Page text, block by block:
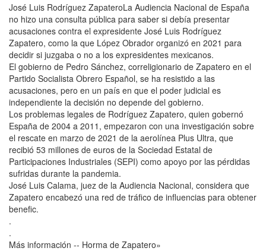
José Luis Rodríguez ZapateroLa Audiencia Nacional de España
no hizo una consulta pública para saber si debía presentar
acusaciones contra el expresidente José Luis Rodríguez
Zapatero, como la que López Obrador organizó en 2021 para
decidir si juzgaba o no a los expresidentes mexicanos.
El gobierno de Pedro Sánchez, correligionario de Zapatero en el
Partido Socialista Obrero Español, se ha resistido a las
acusaciones, pero en un país en que el poder judicial es
independiente la decisión no depende del gobierno.
Los problemas legales de Rodríguez Zapatero, quien gobernó
España de 2004 a 2011, empezaron con una investigación sobre
el rescate en marzo de 2021 de la aerolínea Plus Ultra, que
recibió 53 millones de euros de la Sociedad Estatal de
Participaciones Industriales (SEPI) como apoyo por las pérdidas
sufridas durante la pandemia.
José Luis Calama, juez de la Audiencia Nacional, considera que
Zapatero encabezó una red de tráfico de influencias para obtener
benefic.
.
.
Más información -- Horma de Zapatero»